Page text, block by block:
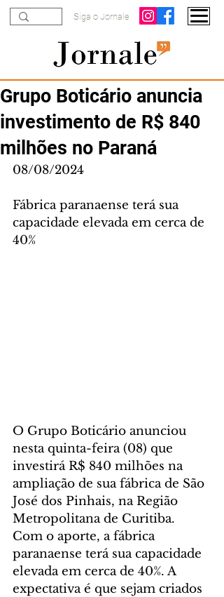
Siga o Jornale
Grupo Boticário anuncia
investimento de R$ 840
milhões no Paraná
08/08/2024
Fábrica paranaense terá sua
capacidade elevada em cerca de
40%
O Grupo Boticário anunciou
nesta quinta-feira (08) que
investirá R$ 840 milhões na
ampliação de sua fábrica de São
José dos Pinhais, na Região
Metropolitana de Curitiba.
Com o aporte, a fábrica
paranaense terá sua capacidade
elevada em cerca de 40%. A
expectativa é que sejam criados